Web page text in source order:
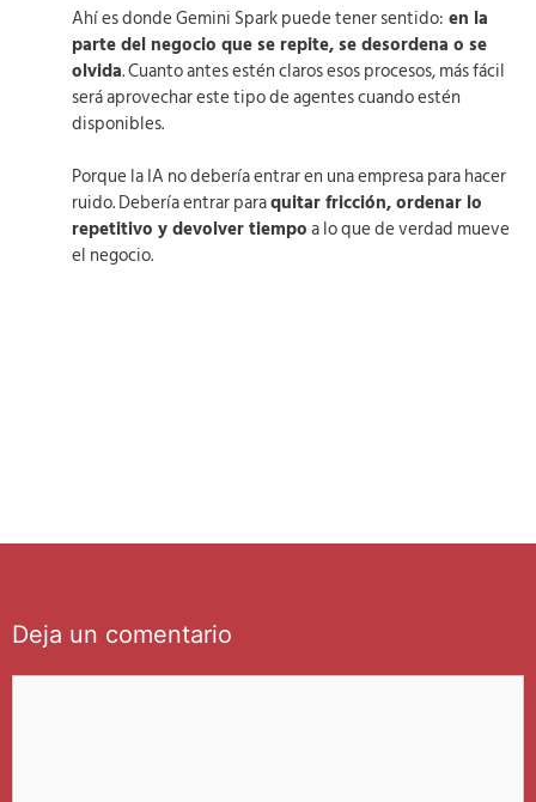
Ahí es donde Gemini Spark puede tener sentido: en la
parte del negocio que se repite, se desordena o se
olvida. Cuanto antes estén claros esos procesos, más fácil
será aprovechar este tipo de agentes cuando estén
disponibles.
Porque la IA no debería entrar en una empresa para hacer
ruido. Debería entrar paraquitar fricción, ordenar lo
repetitivo y devolver tiempoa lo que de verdad mueve
el negocio.
Deja un comentario